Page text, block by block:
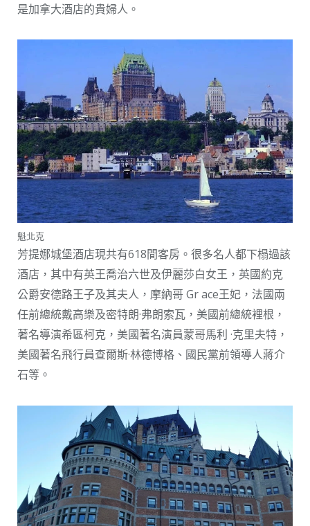
是加拿大酒店的貴婦人。
魁北克
芳提娜城堡酒店現共有618間客房。很多名人都下榻過該
酒店，其中有英王喬治六世及伊麗莎白女王，英國約克
公爵安德路王子及其夫人，摩納哥 Gr ace王妃，法國兩
任前總統戴高樂及密特朗·弗朗索瓦，美國前總統裡根，
著名導演希區柯克，美國著名演員蒙哥馬利 ·克里夫特，
美國著名飛行員查爾斯·林德博格、國民黨前領導人蔣介
石等。